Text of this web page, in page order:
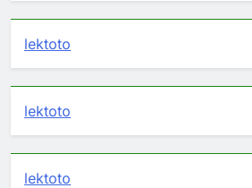
lektoto
lektoto
lektoto